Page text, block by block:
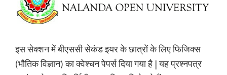
इस सेक्शन में बीएससी सेकंड इयर के छात्रों के लिए फिजिक्स
(भौतिक विज्ञान) का क्वेश्चन पेपर्स दिया गया है | यह प्रश्नपत्र